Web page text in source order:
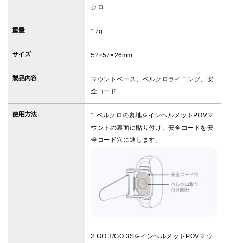
クロ
重量 17g
サイズ 52×57×26mm
製品内容
マウントベース、ベルクロライニング、安
全コード
使用方法
1.ベルクロの裏地をインヘルメットPOVマ
ウントの裏面に貼り付け、安全コードを安
全コード穴に通します。
2.GO 3/GO 3SをインヘルメットPOVマウ